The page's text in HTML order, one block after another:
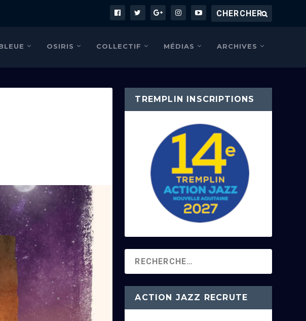
OSIRIS COLLECTIF MÉDIAS ARCHIVES
TREMPLIN INSCRIPTIONS
ACTION JAZZ RECRUTE